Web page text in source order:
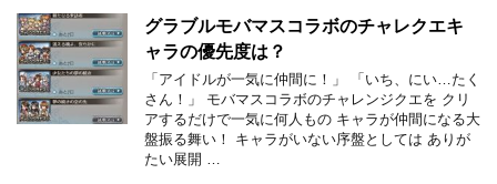
グラブルモバマスコラボのチャレクエキ
ャラの優先度は？
「アイドルが一気に仲間に！」 「いち、にい…たく
さん！」 モバマスコラボのチャレンジクエを クリ
アするだけで一気に何人もの キャラが仲間になる大
盤振る舞い！ キャラがいない序盤としては ありが
たい展開 …